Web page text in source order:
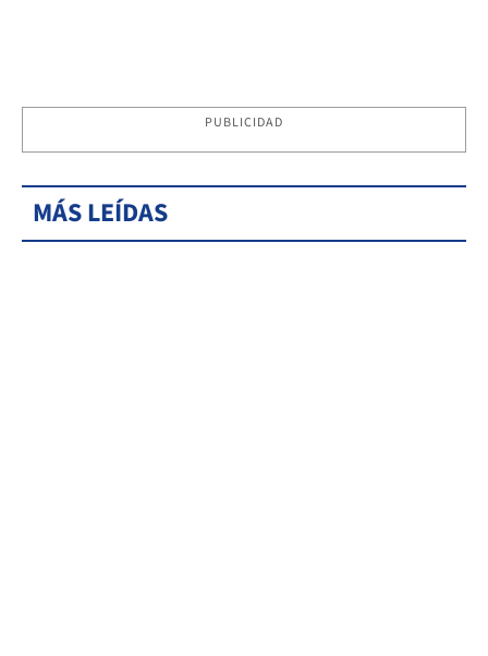
PUBLICIDAD
MÁS LEÍDAS